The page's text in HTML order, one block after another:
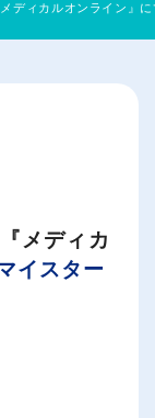
ディカルオンライン』
『メディカ
イスター